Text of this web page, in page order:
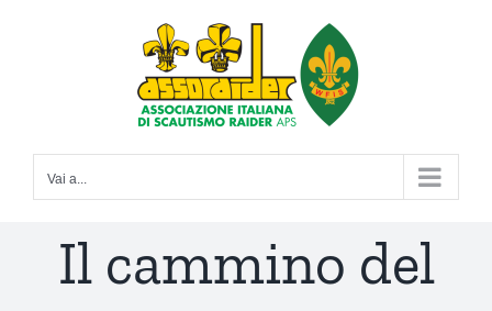
Vai a...
Il cammino del